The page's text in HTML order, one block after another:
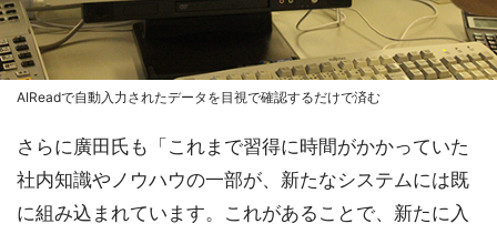
AIReadで自動入力されたデータを目視で確認するだけで済む
さらに廣田氏も「これまで習得に時間がかかっていた
社内知識やノウハウの一部が、新たなシステムには既
に組み込まれています。これがあることで、新たに入